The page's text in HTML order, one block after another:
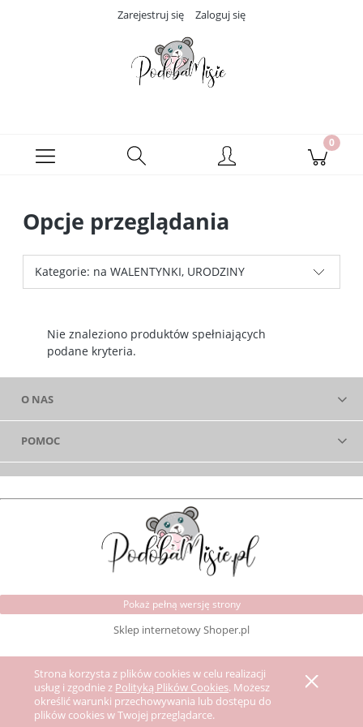
Strona korzysta z plików cookies w celu realizacji
usług i zgodnie z Polityką Plików Cookies. Możesz
określić warunki przechowywania lub dostępu do
plików cookies w Twojej przeglądarce.
Zarejestruj się Zaloguj się
Opcje przeglądania
Kategorie: na WALENTYNKI, URODZINY
Nie znaleziono produktów spełniających
podane kryteria.
O NAS
POMOC
Pokaż pełną wersję strony
Sklep internetowy Shoper.pl